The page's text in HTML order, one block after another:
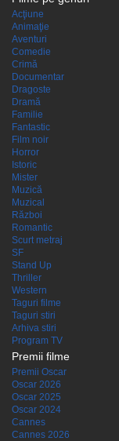
Acţiune
Animaţie
Aventuri
Comedie
Crimă
Documentar
Dragoste
Dramă
Familie
Fantastic
Film noir
Horror
Istoric
Mister
Muzică
Muzical
Război
Romantic
Scurt metraj
SF
Stand Up
Thriller
Western
Taguri filme
Taguri stiri
Arhiva stiri
Program TV
Premii filme
Premii Oscar
Oscar 2026
Oscar 2025
Oscar 2024
Cannes
Cannes 2026